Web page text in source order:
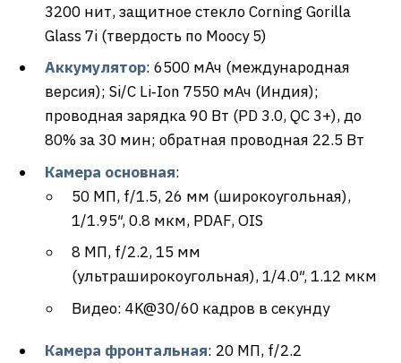
3200 нит, защитное стекло Corning Gorilla
Glass 7i (твердость по Моосу 5)
Аккумулятор: 6500 мАч (международная
версия); Si/C Li‑Ion 7550 мАч (Индия);
проводная зарядка 90 Вт (PD 3.0, QC 3+), до
80% за 30 мин; обратная проводная 22.5 Вт
Камера основная:
50 МП, f/1.5, 26 мм (широкоугольная),
1/1.95″, 0.8 мкм, PDAF, OIS
8 МП, f/2.2, 15 мм
(ультраширокоугольная), 1/4.0″, 1.12 мкм
Видео: 4K@30/60 кадров в секунду
Камера фронтальная: 20 МП, f/2.2